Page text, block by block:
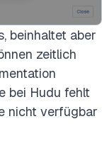
beinhaltet aber
zeitlich
bei Hudu fehlt
nicht verfügbar